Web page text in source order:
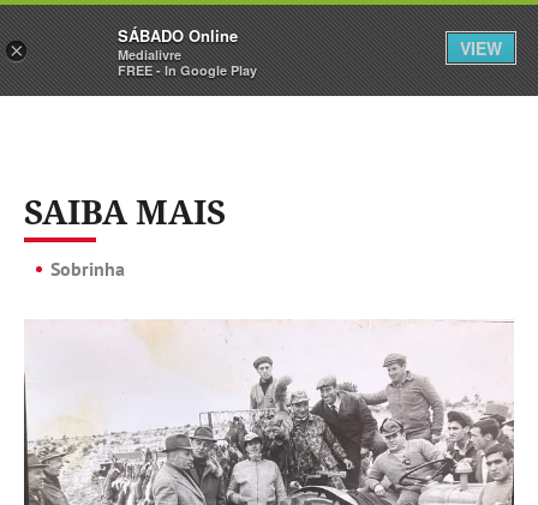
Sábado Assine Iniciar Sessão
SAIBA MAIS
Sobrinha
×
SÁBADO Online
Medialivre
FREE - In Google Play
VIEW